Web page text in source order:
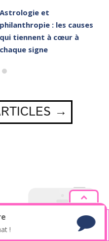
Astrologie et
philanthropie : les causes
qui tiennent à cœur à
chaque signe
→
!
vous acceptez
mesurer la fréquentation